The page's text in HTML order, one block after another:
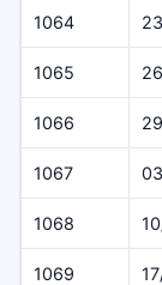
1064
1065
1066
1067
1068
1069